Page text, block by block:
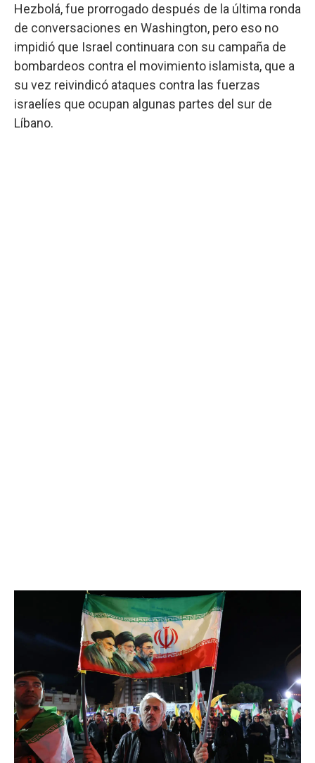
Hezbolá, fue prorrogado después de la última ronda
de conversaciones en Washington, pero eso no
impidió que Israel continuara con su campaña de
bombardeos contra el movimiento islamista, que a
su vez reivindicó ataques contra las fuerzas
israelíes que ocupan algunas partes del sur de
Líbano.